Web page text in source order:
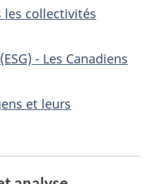
les collectivités
- Les Canadiens
et leurs